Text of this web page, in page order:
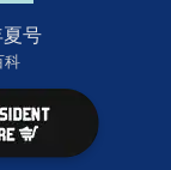
号
科